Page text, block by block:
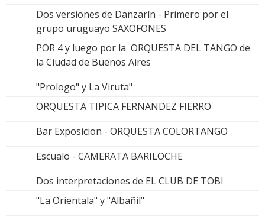
Dos versiones de Danzarín - Primero por el
grupo uruguayo SAXOFONES
POR 4 y luego por la ORQUESTA DEL TANGO de
la Ciudad de Buenos Aires
"Prologo" y La Viruta"
ORQUESTA TIPICA FERNANDEZ FIERRO
Bar Exposicion - ORQUESTA COLORTANGO
Escualo - CAMERATA BARILOCHE
Dos interpretaciones de EL CLUB DE TOBI
"La Orientala" y "Albañil"